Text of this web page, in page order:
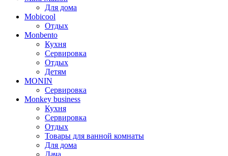
Для дома
Mobicool
Отдых
Monbento
Кухня
Сервировка
Отдых
Детям
MONIN
Сервировка
Monkey business
Кухня
Сервировка
Отдых
Товары для ванной комнаты
Для дома